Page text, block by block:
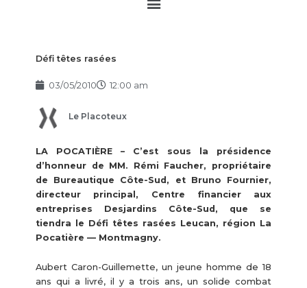
Défi têtes rasées
03/05/2010 12:00 am
Le Placoteux
LA POCATIÈRE – C’est sous la présidence
d’honneur de MM. Rémi Faucher, propriétaire
de Bureautique Côte-Sud, et Bruno Fournier,
directeur principal, Centre financier aux
entreprises Desjardins Côte-Sud, que se
tiendra le Défi têtes rasées Leucan, région La
Pocatière — Montmagny.
Aubert Caron-Guillemette, un jeune homme de 18
ans qui a livré, il y a trois ans, un solide combat